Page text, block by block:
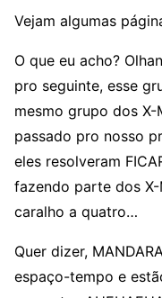
Vejam algumas
O que eu acho?
pro seguinte, esse
mesmo grupo dos
passado pro nosso
eles resolveram
fazendo parte dos
caralho a quatro…
Quer dizer,
espaço-tempo e